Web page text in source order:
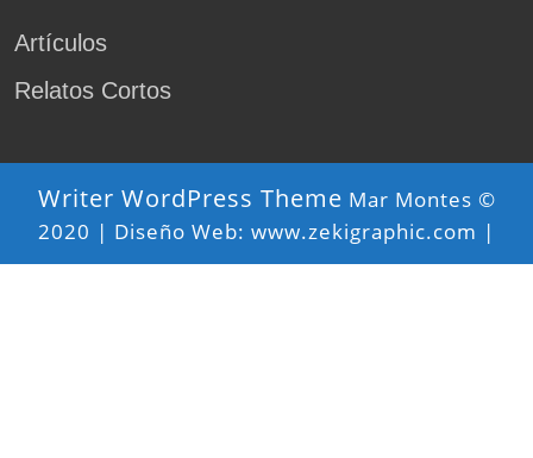
Artículos
Relatos Cortos
Writer WordPress Theme Mar Montes ©
2020 | Diseño Web: www.zekigraphic.com |
Desplazar